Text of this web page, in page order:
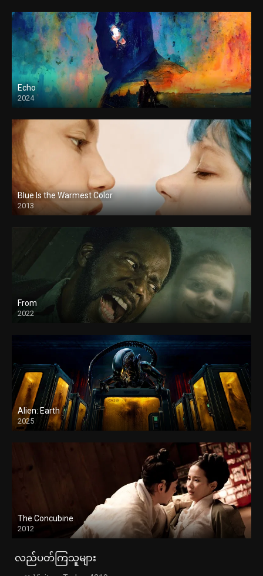
Echo
2024
Blue Is the Warmest Color
2013
From
2022
Alien: Earth
2025
The Concubine
2012
လည်ပတ်ကြသူများ